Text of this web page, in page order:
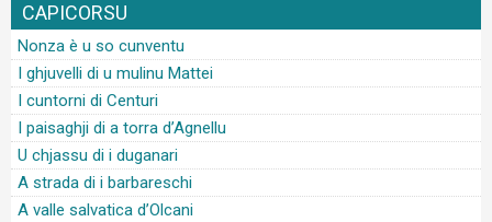
CAPICORSU
Nonza è u so cunventu
I ghjuvelli di u mulinu Mattei
I cuntorni di Centuri
I paisaghji di a torra d’Agnellu
U chjassu di i duganari
A strada di i barbareschi
A valle salvatica d’Olcani